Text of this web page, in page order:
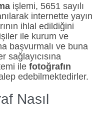
işlemi, 5651 sayılı
internette yayın
ihlal edildiğini
ile kurum ve
başvurmalı ve buna
sağlayıcısına
ile fotoğrafın
edebilmektedirler.
Nasıl